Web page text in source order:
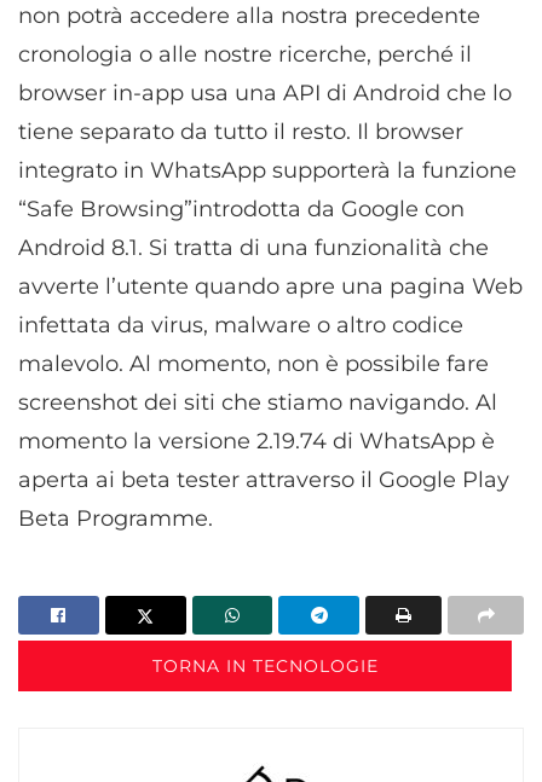
non potrà accedere alla nostra precedente
cronologia o alle nostre ricerche, perché il
browser in-app usa una API di Android che lo
tiene separato da tutto il resto. Il browser
integrato in WhatsApp supporterà la funzione
“Safe Browsing”introdotta da Google con
Android 8.1. Si tratta di una funzionalità che
avverte l’utente quando apre una pagina Web
infettata da virus, malware o altro codice
malevolo. Al momento, non è possibile fare
screenshot dei siti che stiamo navigando. Al
momento la versione 2.19.74 di WhatsApp è
aperta ai beta tester attraverso il Google Play
Beta Programme.
TORNA IN TECNOLOGIE